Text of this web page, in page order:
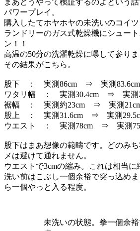
パワープレイ。
購入したてホヤホヤの未洗いのコイ
ランドリーのガス式乾燥機にシュー
ン！！
高温の50分の洗濯乾燥に曝して参りま
その結果がこちら。
股下 ： 実測86cm ⇒ 実測83.6cm
ワタリ幅 ： 実測30.4cm ⇒ 実測
裾幅 ： 実測約23cm ⇒ 実測
股上 ： 実測31.6cm ⇒ 実測
ウエスト ： 実測78cm ⇒ 実測
股下はまあ想像の範疇です。どのみ
メは避けて通れません。
ウエストで3cmの縮み。これは相当に
洗い前はこぶし一個余裕で突っ込め
ら一個やっと入る程度。
未洗いの状態。拳一個余裕